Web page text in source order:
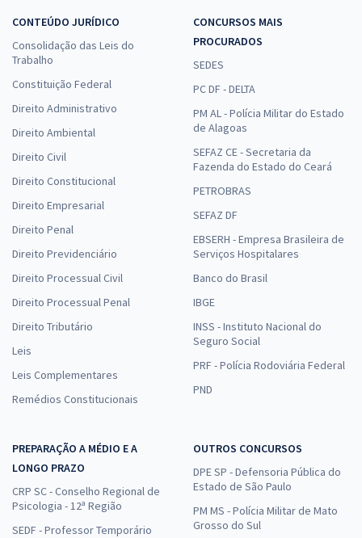
CONTEÚDO JURÍDICO
Consolidação das Leis do
Trabalho
Constituição Federal
Direito Administrativo
Direito Ambiental
Direito Civil
Direito Constitucional
Direito Empresarial
Direito Penal
Direito Previdenciário
Direito Processual Civil
Direito Processual Penal
Direito Tributário
Leis
Leis Complementares
Remédios Constitucionais
CONCURSOS MAIS
PROCURADOS
SEDES
PC DF - DELTA
PM AL - Polícia Militar do Estado
de Alagoas
SEFAZ CE - Secretaria da
Fazenda do Estado do Ceará
PETROBRAS
SEFAZ DF
EBSERH - Empresa Brasileira de
Serviços Hospitalares
Banco do Brasil
IBGE
INSS - Instituto Nacional do
Seguro Social
PRF - Polícia Rodoviária Federal
PND
PREPARAÇÃO A MÉDIO E A
LONGO PRAZO
CRP SC - Conselho Regional de
Psicologia - 12ª Região
SEDF - Professor Temporário
OUTROS CONCURSOS
DPE SP - Defensoria Pública do
Estado de São Paulo
PM MS - Polícia Militar de Mato
Grosso do Sul